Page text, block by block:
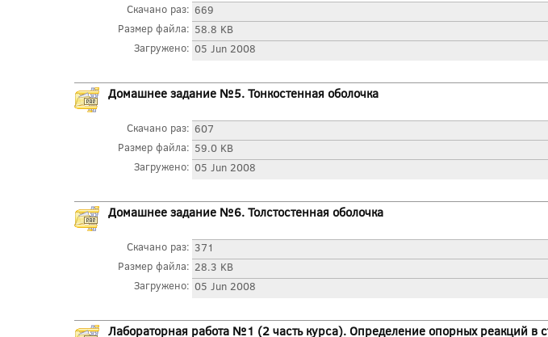
Скачано раз: 669
Размер файла: 58.8 KB
Загружено: 05 Jun 2008
Домашнее задание №5. Тонкостенная оболочка
Скачано раз: 607
Размер файла: 59.0 KB
Загружено: 05 Jun 2008
Домашнее задание №6. Толстостенная оболочка
Скачано раз: 371
Размер файла: 28.3 KB
Загружено: 05 Jun 2008
Лабораторная работа №1 (2 часть курса). Определение опорных реакций в